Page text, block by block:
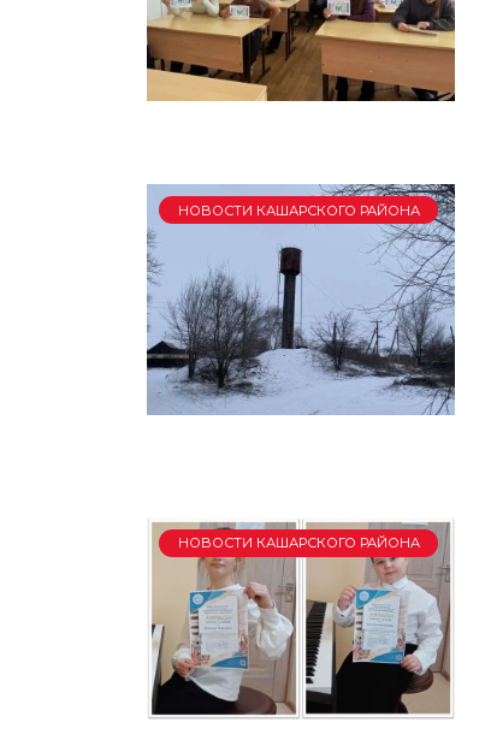
НОВОСТИ КАШАРСКОГО РАЙОНА
НОВОСТИ КАШАРСКОГО РАЙОНА